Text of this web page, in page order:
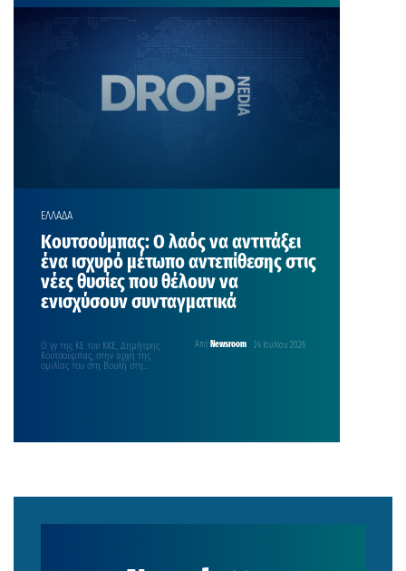
ΕΛΛΑΔΑ
Κουτσούμπας: Ο λαός να αντιτάξει
ένα ισχυρό μέτωπο αντεπίθεσης στις
νέες θυσίες που θέλουν να
ενισχύσουν συνταγματικά
Από Newsroom 24 Ιουλίου 2026
Ο γγ της ΚΕ του ΚΚΕ, Δημήτρης
Κουτσούμπας, στην αρχή της
ομιλίας του στη Βουλή στη